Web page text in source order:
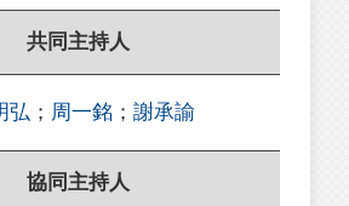
共同主持人
弘 ； 周一銘 ； 謝承諭
協同主持人